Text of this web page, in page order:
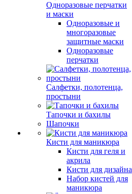
Одноразовые перчатки
и маски
Одноразовые и
многоразовые
защитные маски
Одноразовые
перчатки
Салфетки, полотенца,
простыни
Тапочки и бахилы
Шапочки
Кисти для маникюра
Кисти для геля и
акрила
Кисти для дизайна
Набор кистей для
маникюра